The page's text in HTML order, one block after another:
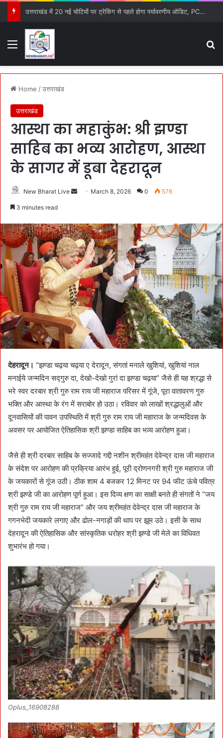
उत्तराखंड में 20 नई चोटियों पर ट्रेकिंग से पहले होगा पर्यावरणीय ऑडिट, PCB को सौंपी गई जिम्मेदारी
Menu
Home /उत्तराखंड
उत्तराखंड
आस्था का महाकुंभ: श्री झण्डा
साहिब का भव्य आरोहण, आस्था
के सागर में डूबा देहरादून
New Bharat Live
d
a
n
e
m
a
i
l
March 8, 2026 0 576
3 minutes read
देहरादून। “झण्डा चढ़या चढ़या ए देरादून, संगतां मनाले खुशियां, खुशियां नाल
मनाईये जन्मदिन सद्गुरु दा, देखो-देखो गुरां दा झण्डा चढ़या” जैसे ही यह श्रद्धा से
भरे स्वर दरबार श्री गुरु राम राय जी महाराज परिसर में गूंजे, पूरा वातावरण गुरु
भक्ति और आस्था के रंग में सराबोर हो उठा। रविवार को लाखों श्रद्धालुओं और
दूनवासियों की पावन उपस्थिति में श्री गुरु राम राय जी महाराज के जन्मदिवस के
अवसर पर आयोजित ऐतिहासिक श्री झण्डा साहिब का भव्य आरोहण हुआ।
जैसे ही श्री दरबार साहिब के सज्जादे गद्दी नशीन श्रीमहंत देवेन्द्र दास जी महाराज
के संदेश पर आरोहण की प्रक्रिया आरंभ हुई, पूरी द्रोणनगरी श्री गुरु महाराज जी
के जयकारों से गूंज उठी। ठीक शाम 4 बजकर 12 मिनट पर 94 फीट ऊंचे पवित्र
श्री झण्डे जी का आरोहण पूर्ण हुआ। इस दिव्य क्षण का साक्षी बनते ही संगतों ने “जय
श्री गुरु राम राय जी महाराज” और जय श्रीमहंत देवेन्द्र दास जी महाराज के
गगनभेदी जयकारे लगाए और ढोल-नगाड़ों की थाप पर झूम उठे। इसी के साथ
देहरादून की ऐतिहासिक और सांस्कृतिक धरोहर श्री झण्डे जी मेले का विधिवत
शुभारंभ हो गया।
Oplus_16908288